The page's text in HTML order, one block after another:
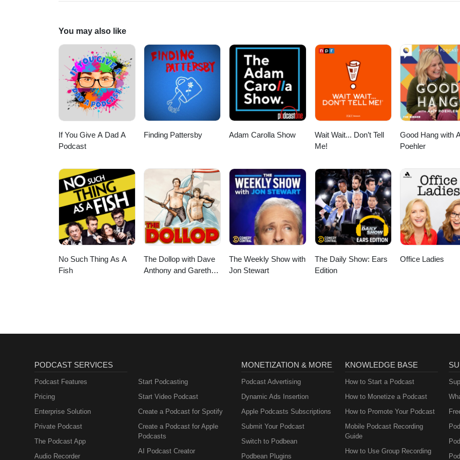
FACEBOOKhttps://www.facebook.com/groups/3171701036334090/
You may also like
If You Give A Dad A
Podcast
Finding Pattersby Adam Carolla Show
Wait Wait... Don’t Tell
Me!
Good Hang with
Poehler
No Such Thing As A
Fish
The Dollop with Dave
Anthony and Gareth
The Weekly Show with
Jon Stewart
The Daily Show: Ears
Edition
Office Ladies
PODCAST SERVICES
Podcast Features
Pricing
Enterprise Solution
Private Podcast
The Podcast App
Audio Recorder
Start Podcasting
Start Video Podcast
Create a Podcast for Spotify
Create a Podcast for Apple
Podcasts
AI Podcast Creator
MONETIZATION & MORE
Podcast Advertising
Dynamic Ads Insertion
Apple Podcasts Subscriptions
Submit Your Podcast
Switch to Podbean
Podbean Plugins
KNOWLEDGE BASE
How to Start a Podcast
How to Monetize a Podcast
How to Promote Your Podcast
Mobile Podcast Recording
Guide
How to Use Group Recording